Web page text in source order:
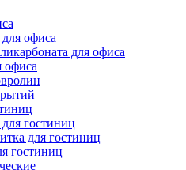
для офиса
для офиса
офиса
гостиниц
для гостиниц
гостиниц